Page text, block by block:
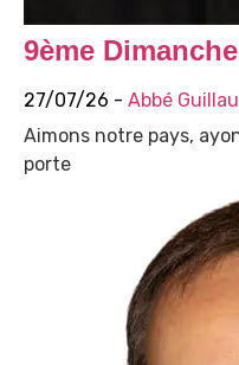
9ème
27/07/26 - Abbé
Aimons notre pays,
porte